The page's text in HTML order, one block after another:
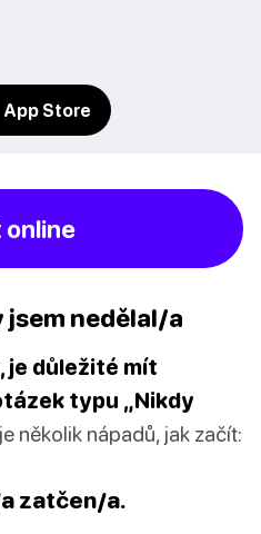
App Store
online
nedělal/a
je důležité mít
typu „Nikdy
několik nápadů, jak začít:
zatčen/a.